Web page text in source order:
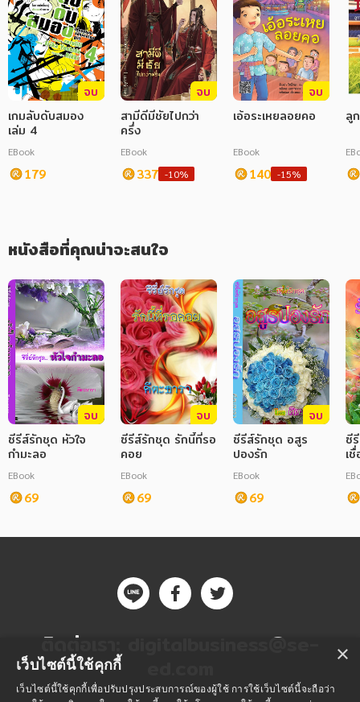
ภาษาศาสตร์
หนังสือเด็ก
การพัฒนาตนเอง
ความรู้ทั่วไป
การ์ตูนความรู้ การ์ตูน
การ์ตูนมังงะ (Manga)
จบ
เกมลับดับสมอง
เล่ม 4
EBook
179
จบ
สามีดีมีชัยไปกว่า
ครึ่ง
EBook
337 -10%
จบ
เอ้อระเหยลอยคอ
EBook
140 -15%
ลู
หนังสือที่คุณน่าจะสนใจ
จบ
ซีรีส์รักชุด หัวใจ
กำมะลอ
EBook
69
จบ
ซีรีส์รักชุด รักนี้ที่รอ
คอย
EBook
69
จบ
ซีรีส์รักชุด อสูร
ปองรัก
EBook
69
ซี
เ
ติดต่อเรา: digitalbusiness@se- ×
เว็บไซต์นี้ใช้คุกกี้
เว็บไซต์นี้ใช้คุกกี้เพื่อปรับปรุงประสบการณ์ของผู้ใช้ การใช้เว็บไซต์นี้จะถือว่า